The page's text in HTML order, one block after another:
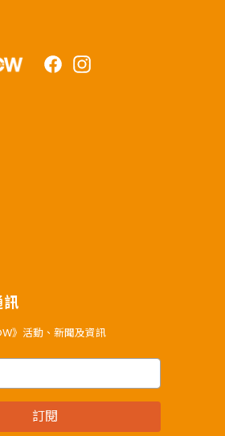
FacebookInstagram
訊
》活動、新聞及資訊
訂閱